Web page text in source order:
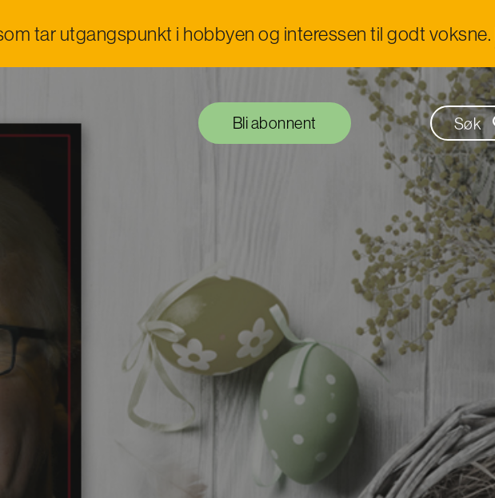
tar utgangspunkt i hobbyen og interessen til godt voksne.
Bli abonnent Søk